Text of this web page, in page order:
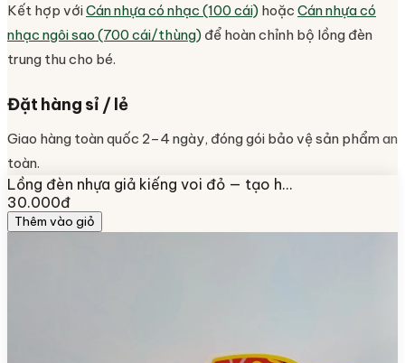
Kết hợp vớiCán nhựa có nhạc (100 cái) hoặc Cán nhựa có
nhạc ngôi sao (700 cái/thùng) để hoàn chỉnh bộ lồng đèn
trung thu cho bé.
Đặt hàng sỉ / lẻ
Giao hàng toàn quốc 2–4 ngày, đóng gói bảo vệ sản phẩm an
toàn.
Lồng đèn nhựa giả kiếng voi đỏ — tạo h…
30.000đ
Thêm vào giỏ